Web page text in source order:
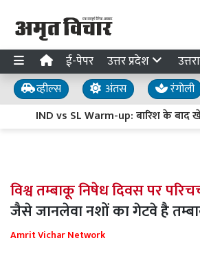
ई-पेपर उत्तर प्रदेश
व्हील्स अंतस रंगोली
IND vs SL Warm-up: बारिश के बाद
विश्व तम्बाकू निषेध दिवस पर
जैसे जानलेवा नशों का गेटवे है
Amrit Vichar Network